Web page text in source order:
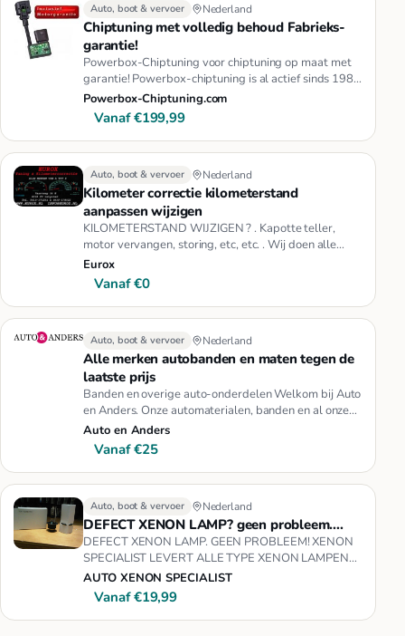
Auto, boot & vervoer Nederland
Chiptuning met volledig behoud Fabrieks-
garantie!
Powerbox-Chiptuning voor chiptuning op maat met
garantie! Powerbox-chiptuning is al actief sinds 1989
met tuning. Wij we…
Powerbox-Chiptuning.com
Vanaf €199,99
Auto, boot & vervoer Nederland
Kilometer correctie kilometerstand
aanpassen wijzigen
KILOMETERSTAND WIJZIGEN ? . Kapotte teller,
motor vervangen, storing, etc, etc. . Wij doen alle
tellers, zowel digitaal …
Eurox
Vanaf €0
Auto, boot & vervoer Nederland
Alle merken autobanden en maten tegen de
laatste prijs
Banden en overige auto-onderdelen Welkom bij Auto
en Anders. Onze automaterialen, banden en al onze
overige producten en…
Auto en Anders
Vanaf €25
Auto, boot & vervoer Nederland
DEFECT XENON LAMP? geen probleem....
DEFECT XENON LAMP. GEEN PROBLEEM! XENON
SPECIALIST LEVERT ALLE TYPE XENON LAMPEN
H1, H3, H4, H7, H8, H9, H11, Hb1, Hb2, …
AUTO XENON SPECIALIST
Vanaf €19,99